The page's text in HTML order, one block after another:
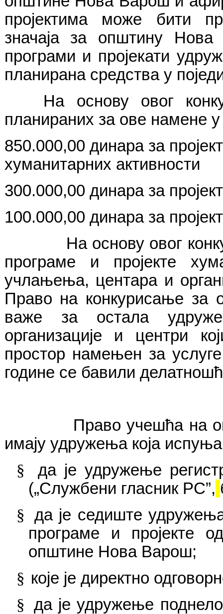
пројектима може бити
значаја за општину
програми и пројекати
планирана средства у
На основу овог
планираних за ове намене у
850.000,00 динара за
хуманитарних активности
300.000,00 динара за
100.000,00 динара за
На основу овог
програме и пројекте
учлањења, центара и
Право на конкурисање за
важе за остала
организације и центри
простор намењен за
године се бавили
Право учешћа на овом
имају удружења која
§
да је удружење
(„Службени гласник РС”,
§
да је седиште
програме и пројекте
општине Нова Варош;
§ које је директно
§ да је удружење поднело